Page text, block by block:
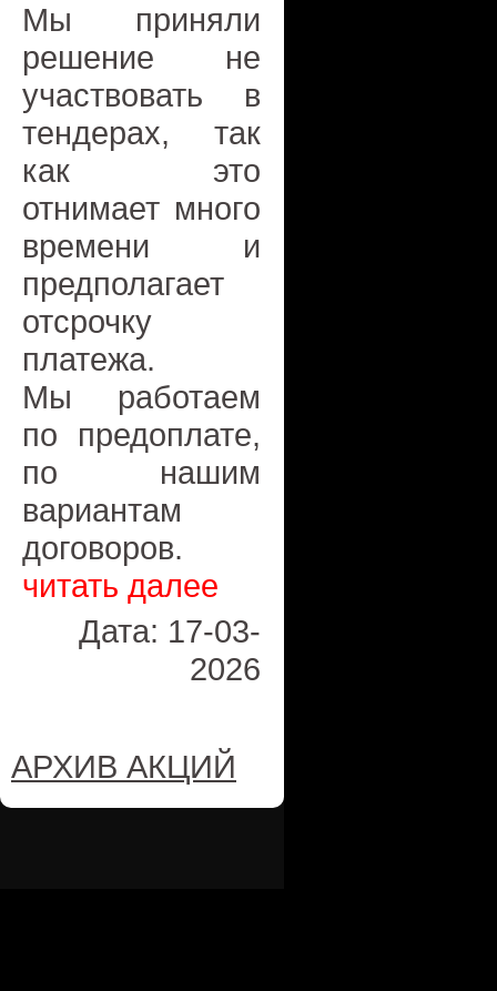
Мы приняли
решение не
участвовать в
тендерах, так
как это
отнимает много
времени и
предполагает
отсрочку
платежа.
Мы работаем
по предоплате,
по нашим
вариантам
договоров.
читать далее
Дата: 17-03-
2026
АРХИВ АКЦИЙ